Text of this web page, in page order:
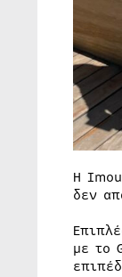
Η
δεν
με το